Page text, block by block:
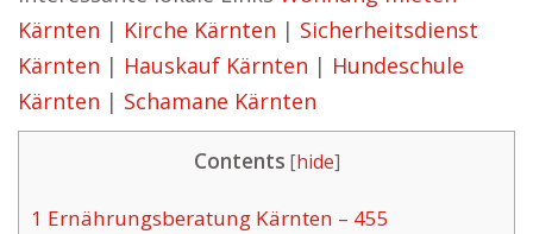
Kärnten | Kirche Kärnten | Sicherheitsdienst
Kärnten | Hauskauf Kärnten | Hundeschule
Kärnten | Schamane Kärnten
Contents [hide]
1 Ernährungsberatung Kärnten – 455